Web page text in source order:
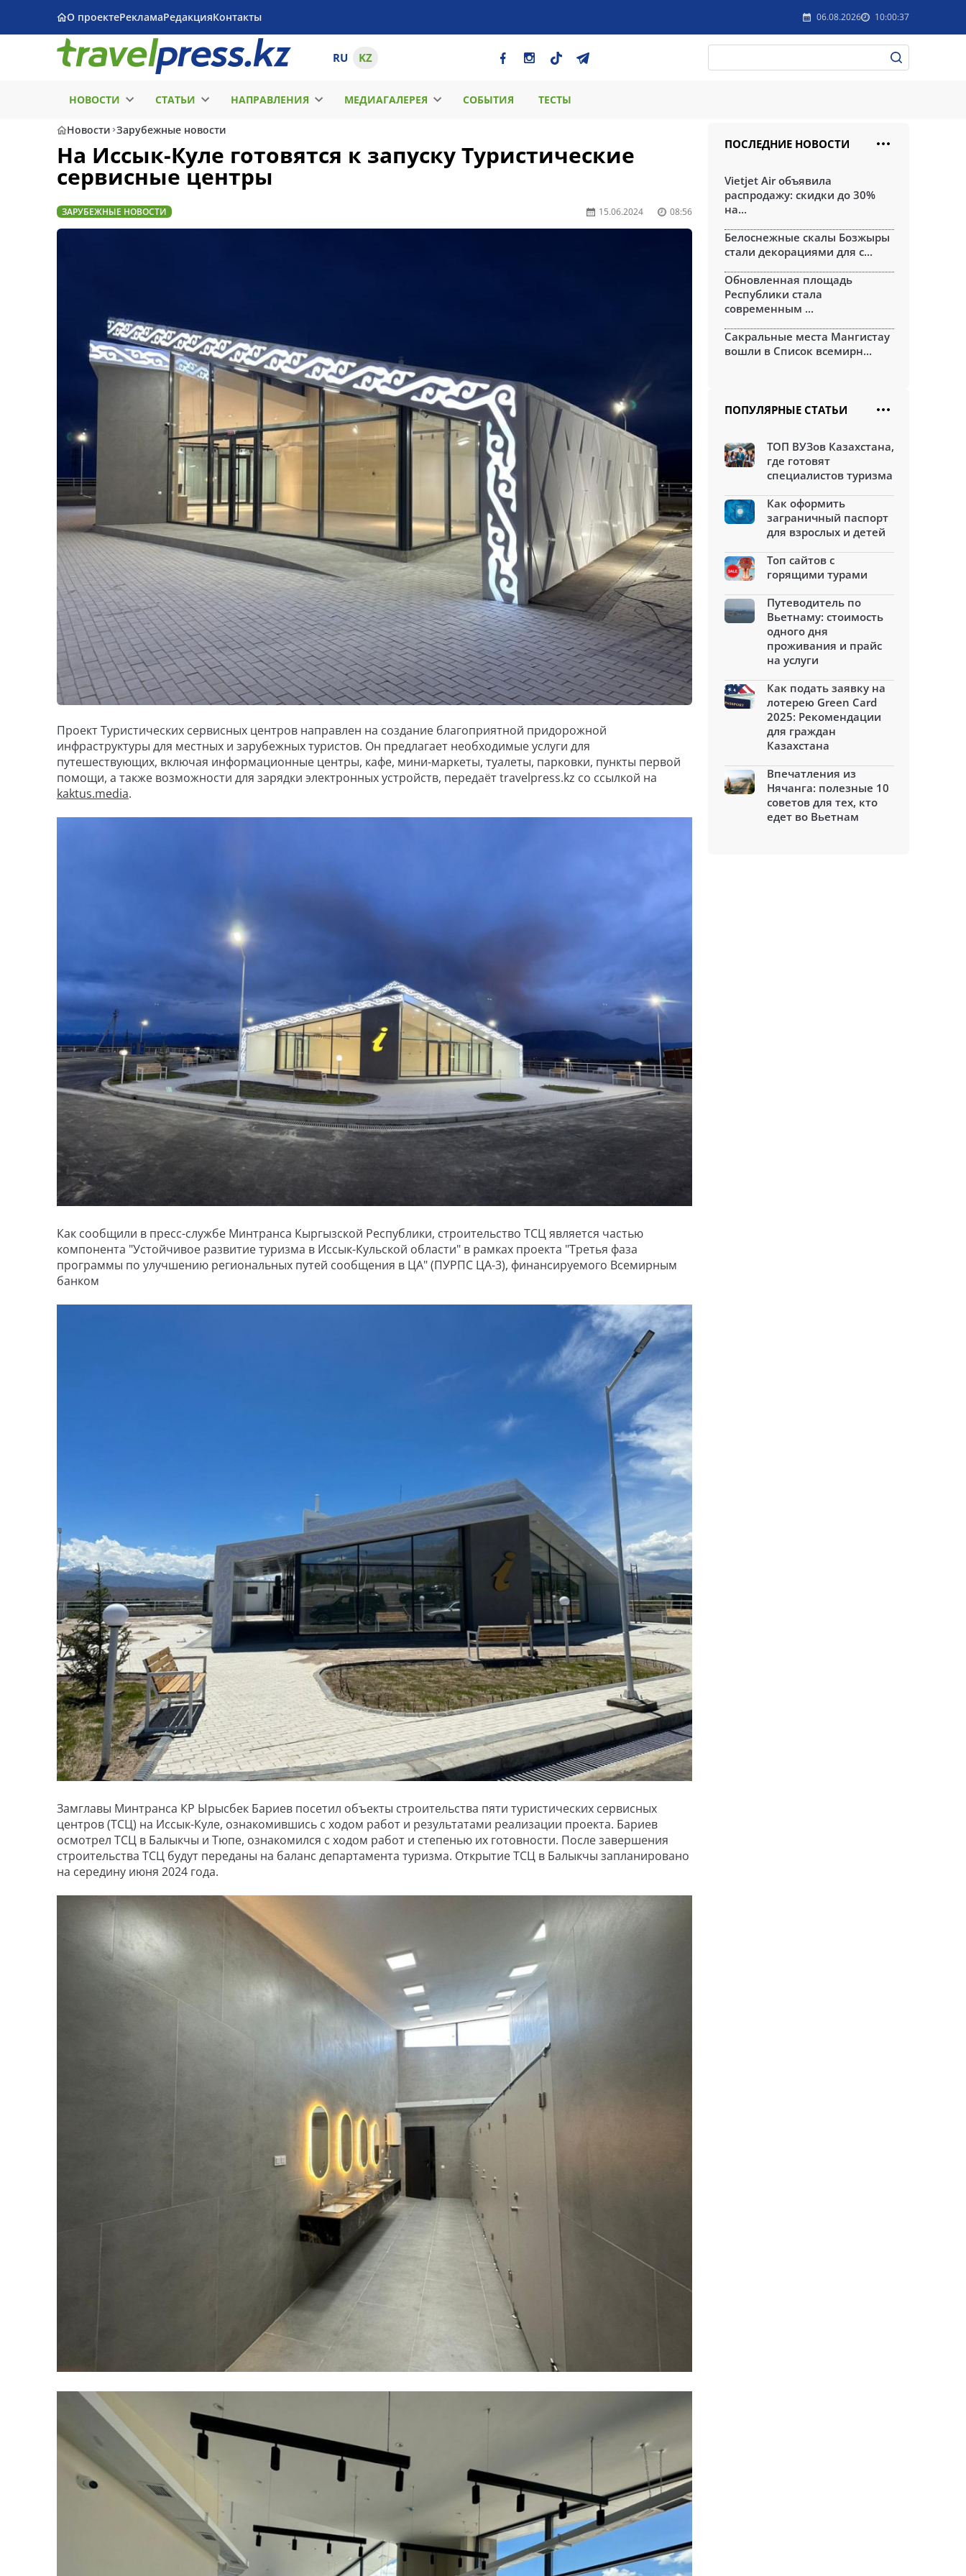
О проектеРекламаРедакцияКонтакты 06.08.2026 10:00:37
RU KZ
НОВОСТИ СТАТЬИ НАПРАВЛЕНИЯ МЕДИАГАЛЕРЕЯ СОБЫТИЯ ТЕСТЫ
Новости Зарубежные новости
На Иссык-Куле готовятся к запуску Туристические
сервисные центры
ЗАРУБЕЖНЫЕ НОВОСТИ 15.06.2024 08:56
Проект Туристических сервисных центров направлен на создание благоприятной придорожной
инфраструктуры для местных и зарубежных туристов. Он предлагает необходимые услуги для
путешествующих, включая информационные центры, кафе, мини-маркеты, туалеты, парковки, пункты первой
помощи, а также возможности для зарядки электронных устройств, передаёт travelpress.kz со ссылкой на
kaktus.media.
Как сообщили в пресс-службе Минтранса Кыргызской Республики, строительство ТСЦ является частью
компонента "Устойчивое развитие туризма в Иссык-Кульской области" в рамках проекта "Третья фаза
программы по улучшению региональных путей сообщения в ЦА" (ПУРПС ЦА-3), финансируемого Всемирным
банком
Замглавы Минтранса КР Ырысбек Бариев посетил объекты строительства пяти туристических сервисных
центров (ТСЦ) на Иссык-Куле, ознакомившись с ходом работ и результатами реализации проекта. Бариев
осмотрел ТСЦ в Балыкчы и Тюпе, ознакомился с ходом работ и степенью их готовности. После завершения
строительства ТСЦ будут переданы на баланс департамента туризма. Открытие ТСЦ в Балыкчы запланировано
на середину июня 2024 года.
ПОСЛЕДНИЕ НОВОСТИ
Vietjet Air объявила
распродажу: скидки до 30%
на...
Белоснежные скалы Бозжыры
стали декорациями для с...
Обновленная площадь
Республики стала
современным ...
Сакральные места Мангистау
вошли в Список всемирн...
ПОПУЛЯРНЫЕ СТАТЬИ
ТОП ВУЗов Казахстана,
где готовят
специалистов туризма
Как оформить
заграничный паспорт
для взрослых и детей
Топ сайтов с
горящими турами
Путеводитель по
Вьетнаму: стоимость
одного дня
проживания и прайс
на услуги
Как подать заявку на
лотерею Green Card
2025: Рекомендации
для граждан
Казахстана
Впечатления из
Нячанга: полезные 10
советов для тех, кто
едет во Вьетнам